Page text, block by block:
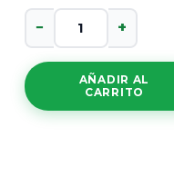
Echinacea
− +
AÑADIR AL
CARRITO